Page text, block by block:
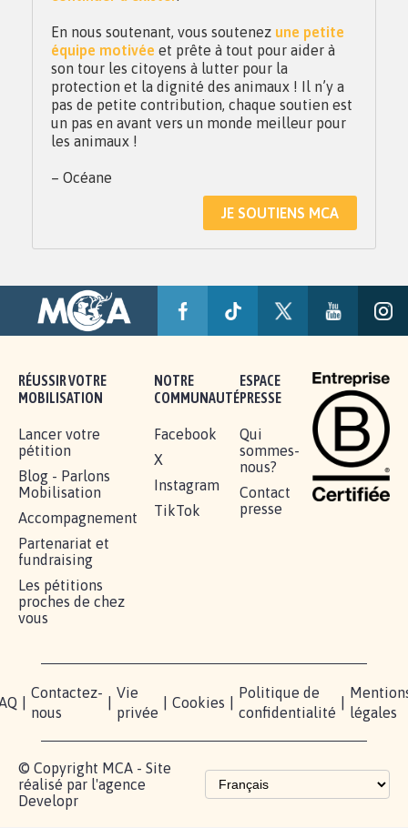
En nous soutenant, vous soutenez une petite
équipe motivée et prête à tout pour aider à
son tour les citoyens à lutter pour la
protection et la dignité des animaux ! Il n’y a
pas de petite contribution, chaque soutien est
un pas en avant vers un monde meilleur pour
les animaux !
– Océane
JE SOUTIENS MCA
RÉUSSIR VOTRE
MOBILISATION
Lancer votre
pétition
Blog - Parlons
Mobilisation
Accompagnement
Partenariat et
fundraising
Les pétitions
proches de chez
vous
NOTRE
COMMUNAUTÉ
Facebook
X
Instagram
TikTok
ESPACE
PRESSE
Qui
sommes-
nous?
Contact
presse
Contactez-
nous
Vie
privée
Cookies
Politique de
confidentialité
légales
© Copyright MCA - Site
réalisé par l'agence
Developr